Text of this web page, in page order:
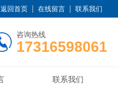
返回首页 在线留言 联系我们
咨询热线
17316598061
联系我们